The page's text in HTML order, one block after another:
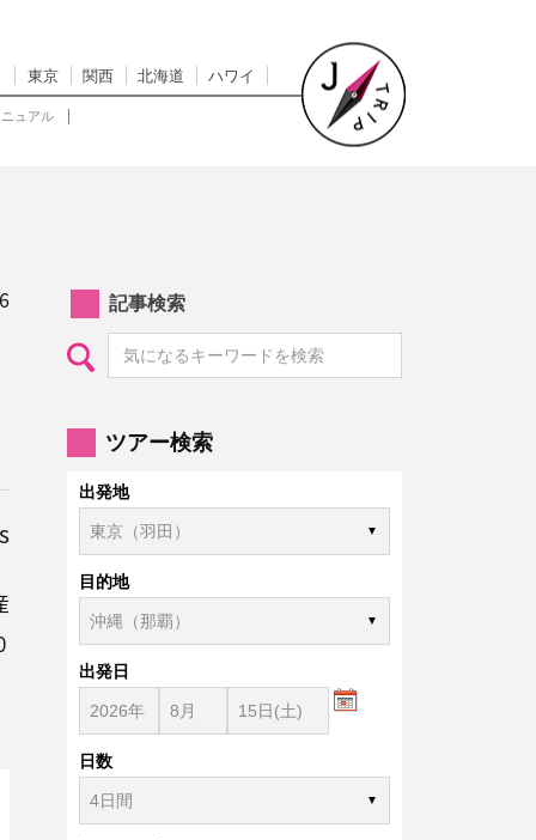
東京 関西 北海道 ハワイ
ュアル
記事検索
ツアー検索
出発地
目的地
出発日
日数